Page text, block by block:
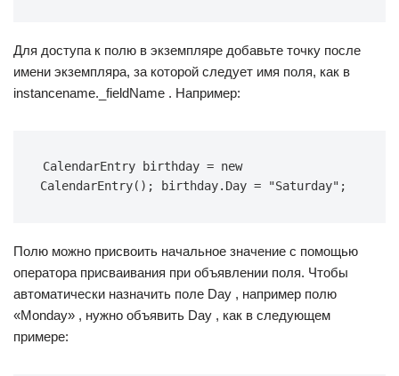
Для доступа к полю в экземпляре добавьте точку после
имени экземпляра, за которой следует имя поля, как в
instancename._fieldName . Например:
CalendarEntry birthday = new
CalendarEntry(); birthday.Day = "Saturday";
Полю можно присвоить начальное значение с помощью
оператора присваивания при объявлении поля. Чтобы
автоматически назначить поле Day , например полю
«Monday» , нужно объявить Day , как в следующем
примере: